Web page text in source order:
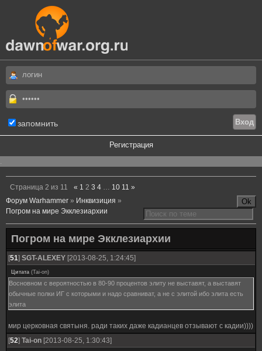
запомнить
Регистрация
.
Страница 2 из 11 « 1 2 3 4 … 10 11 »
Форум Warhammer » Инквизиция »
Погром на мире Экклезиархии
Погром на мире Экклезиархии
[51] SGT-ALEXEY [2013-08-25, 1:24:45]
Цитата (Tai-on)
Восновном с вероятностью в 80-90 процентов элиту не выставят, а выставят
обычные полки ИГ с которыми и надо сравниват, а не с элитой ибо элита есть
элита
мир церковная святыня. ради таких даже кадианцев отзывают с кадии))))
[52] Tai-on [2013-08-25, 1:30:43]